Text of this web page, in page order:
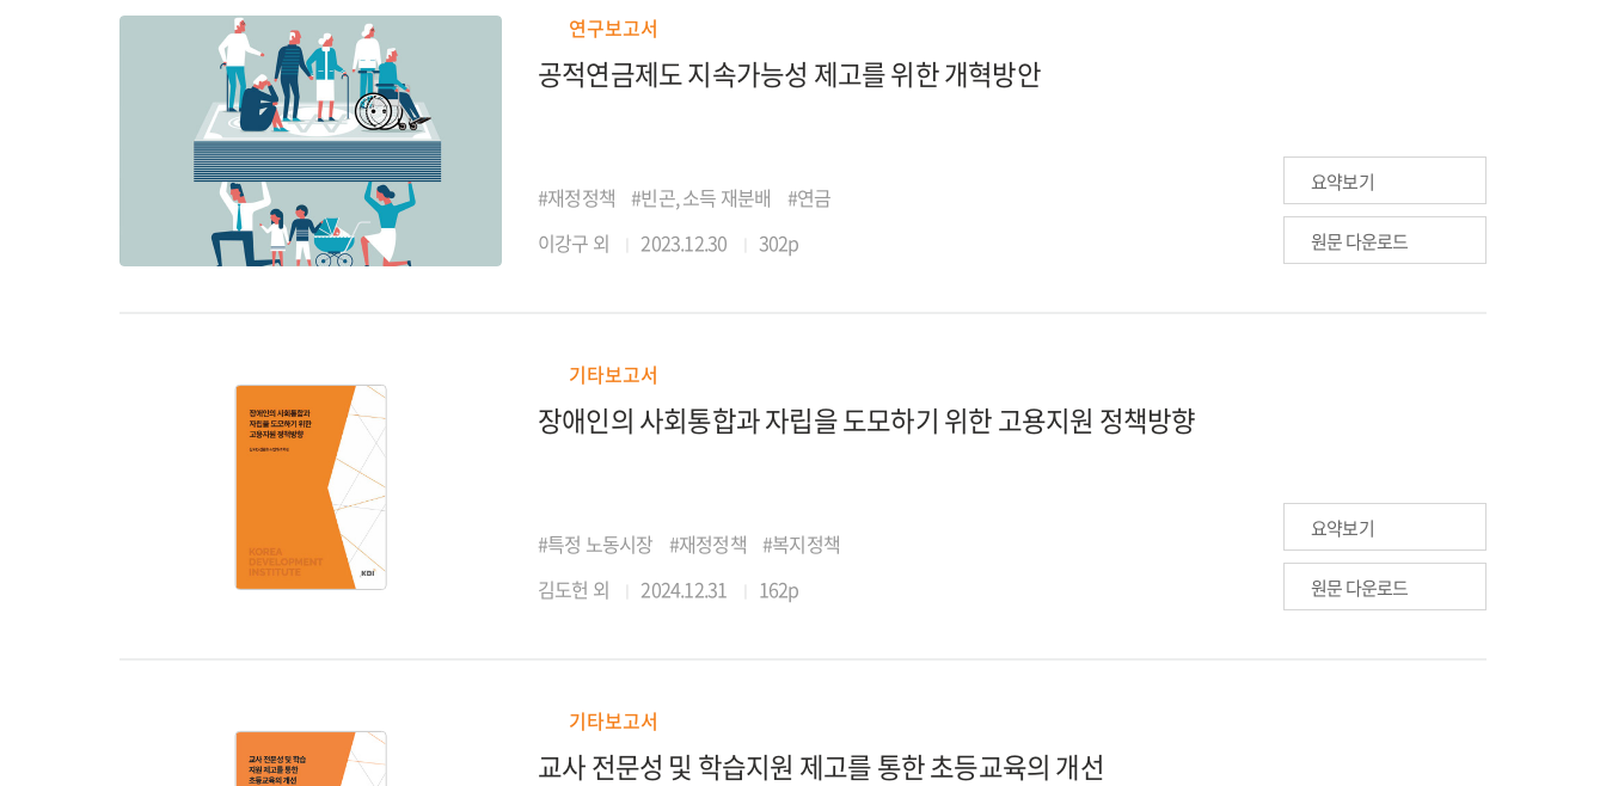
연구보고서
공적연금제도 지속가능성 제고를 위한 개혁방안
#재정정책 #빈곤, 소득 재분배
#연금
이강구 외
2023.12.30 302p
요약보기
원문 다운로드
기타보고서
장애인의 사회통합과 자립을 도모하기 위한 고용지원 정책방향
#특정 노동시장 #재정정책
#복지정책
김도헌 외
2024.12.31 162p
요약보기
원문 다운로드
기타보고서
교사 전문성 및 학습지원 제고를 통한 초등교육의 개선